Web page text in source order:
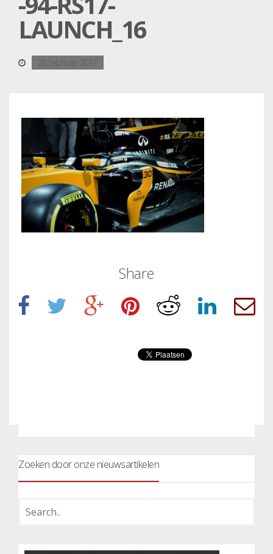
LAUNCH_16
28 februari 2017
Share
Zoeken door onze nieuwsartikelen